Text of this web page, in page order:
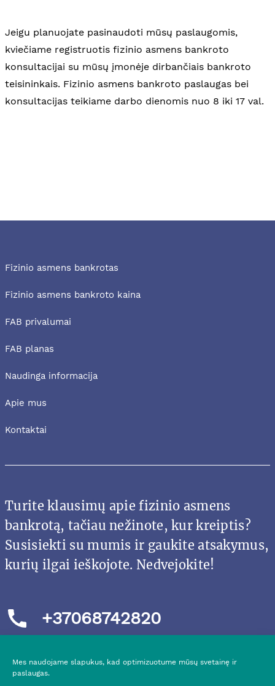
Mes naudojame slapukus, kad optimizuotume mūsų svetainę ir
paslaugas.
Jeigu planuojate pasinaudoti mūsų paslaugomis,
kviečiame registruotis fizinio asmens bankroto
konsultacijai su mūsų įmonėje dirbančiais bankroto
teisininkais. Fizinio asmens bankroto paslaugas bei
konsultacijas teikiame darbo dienomis nuo 8 iki 17 val.
Fizinio asmens bankrotas
Fizinio asmens bankroto kaina
FAB privalumai
FAB planas
Naudinga informacija
Apie mus
Kontaktai
Turite klausimų apie fizinio asmens
bankrotą, tačiau nežinote, kur kreiptis?
Susisiekti su mumis ir gaukite atsakymus,
kurių ilgai ieškojote. Nedvejokite!
+37068742820